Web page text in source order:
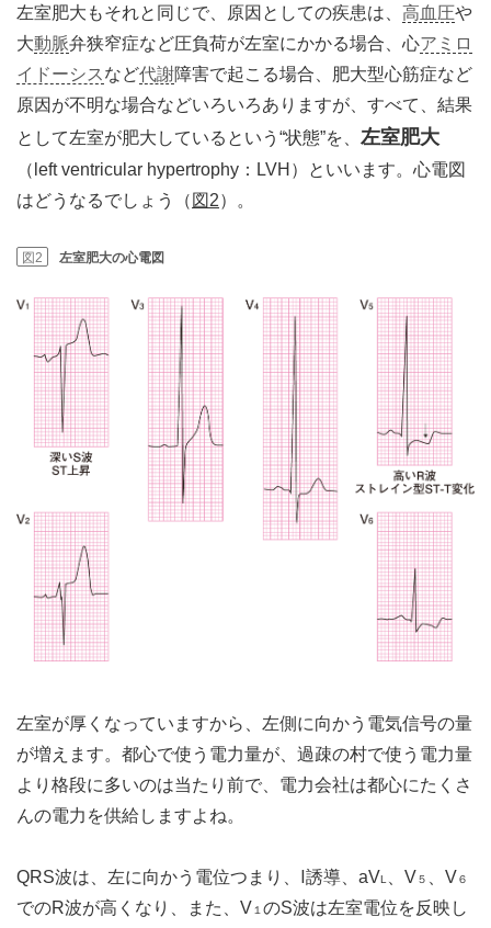
左室肥大もそれと同じで、原因としての疾患は、 高血圧や
大動脈弁狭窄症など圧負荷が左室にかかる場合、心アミロ
イドーシス など代謝障害で起こる場合、肥大型心筋症など
原因が不明な場合などいろいろありますが、すべて、結果
として左室が肥大しているという“状態”を、 左室肥大
（left ventricular hypertrophy：LVH）といいます。心電図
はどうなるでしょう（ 図2）。
図2 左室肥大の心電図
左室が厚くなっていますから、左側に向かう電気信号の量
が増えます。都心で使う電力量が、過疎の村で使う電力量
より格段に多いのは当たり前で、電力会社は都心にたくさ
んの電力を供給しますよね。
QRS波は、左に向かう電位つまり、Ⅰ誘導、aVL 、V５ 、V６
でのR波が高くなり、また、V１ のS波は左室電位を反映し